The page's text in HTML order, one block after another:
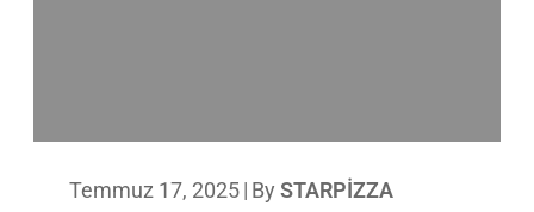
Temmuz 17, 2025| By STARPIZZA